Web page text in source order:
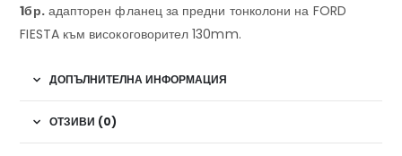
1бр.адапторен фланец за предни тонколони на FORD
FIESTA към високоговорител 130mm.
ДОПЪЛНИТЕЛНА ИНФОРМАЦИЯ
ОТЗИВИ (0)